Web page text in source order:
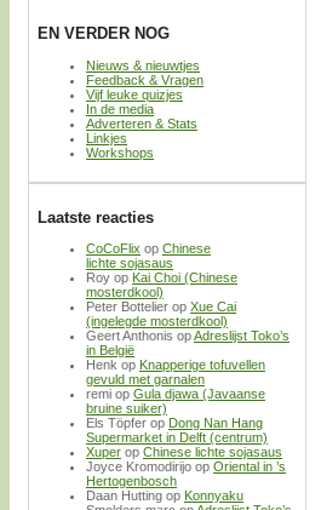
EN VERDER NOG
Nieuws & nieuwtjes
Feedback & Vragen
Vijf leuke quizjes
In de media
Adverteren & Stats
Linkjes
Workshops
Laatste reacties
CoCoFlix op Chinese
lichte sojasaus
Roy op Kai Choi (Chinese
mosterdkool)
Peter Bottelier op Xue Cai
(ingelegde mosterdkool)
Geert Anthonis opAdreslijst Toko’s
in België
Henk op Knapperige tofuvellen
gevuld met garnalen
remi op Gula djawa (Javaanse
bruine suiker)
Els Töpfer op Dong Nan Hang
Supermarket in Delft (centrum)
Xuper op Chinese lichte sojasaus
Joyce Kromodirijo op Oriental in ’s
Hertogenbosch
Daan Hutting op Konnyaku